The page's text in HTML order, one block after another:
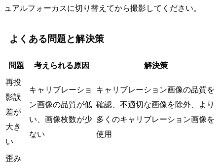
ュアルフォーカスに切り替えてから撮影してください。
よくある問題と解決策
問題 考えられる原因
解決策
再投
影誤
差が
大き
い
キャリブレーショ
ン画像の品質が低
い、画像枚数が少
ない
キャリブレーション画像の品質を
確認、不適切な画像を除外、より
多くのキャリブレーション画像を
使用
歪み